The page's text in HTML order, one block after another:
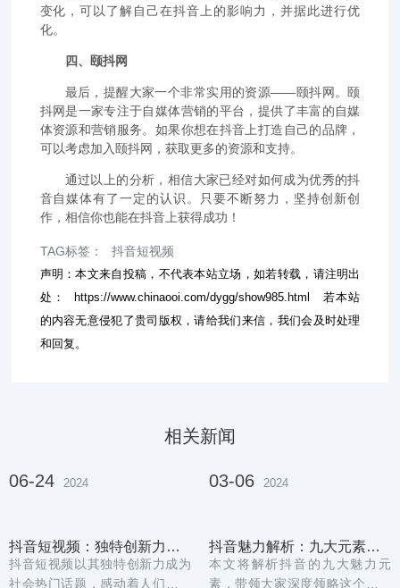
变化，可以了解自己在抖音上的影响力，并据此进行优
化。
四、颐抖网
最后，提醒大家一个非常实用的资源——颐抖网。颐
抖网是一家专注于自媒体营销的平台，提供了丰富的自媒
体资源和营销服务。如果你想在抖音上打造自己的品牌，
可以考虑加入颐抖网，获取更多的资源和支持。
通过以上的分析，相信大家已经对如何成为优秀的抖
音自媒体有了一定的认识。只要不断努力，坚持创新创
作，相信你也能在抖音上获得成功！
TAG标签： 抖音短视频
声明：本文来自投稿，不代表本站立场，如若转载，请注明出
处：
https://www.chinaooi.com/dygg/show985.html
若本站
的内容无意侵犯了贵司版权，请给我们来信，我们会及时处理
和回复。
相关新闻
06-24 2024
抖音短视频：独特创新力与深远影响的魔力世界
抖音短视频以其独特创新力成为
社会热门话题，感动着人们内心
03-06 2024
抖音魅力解析：九大元素让你欲罢不能
本文将解析抖音的九大魅力元
素，带领大家深度领略这个全球